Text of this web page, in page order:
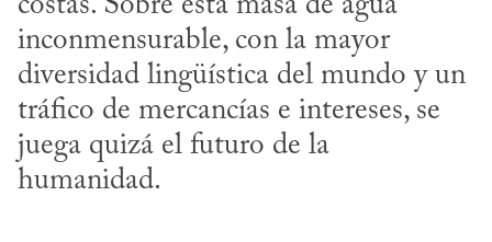
inconmensurable, con la mayor
diversidad lingüística del mundo y un
tráfico de mercancías e intereses, se
juega quizá el futuro de la
humanidad.